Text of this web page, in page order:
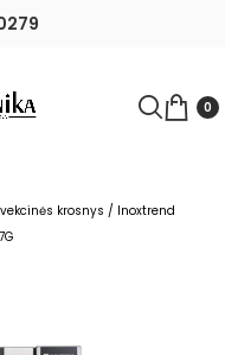
0
krosnys / Inoxtrend